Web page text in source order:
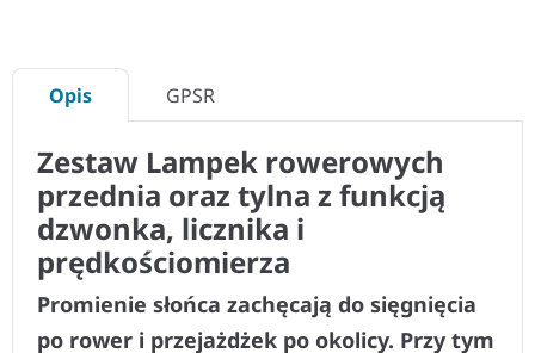
Opis GPSR
Zestaw Lampek rowerowych
przednia oraz tylna z funkcją
dzwonka, licznika i
prędkościomierza
Promienie słońca zachęcają do sięgnięcia
po rower i przejażdżek po okolicy. Przy tym